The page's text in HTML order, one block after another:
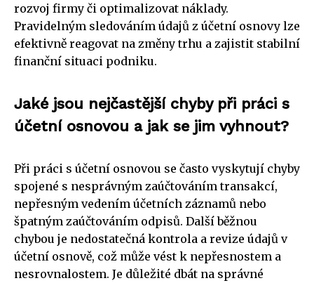
rozvoj firmy či optimalizovat náklady.
Pravidelným sledováním údajů z účetní osnovy lze
efektivně reagovat na změny trhu a zajistit stabilní
finanční situaci podniku.
Jaké jsou nejčastější chyby při práci s
účetní osnovou a jak se jim vyhnout?
Při práci s účetní osnovou se často vyskytují chyby
spojené s nesprávným zaúčtováním transakcí,
nepřesným vedením účetních záznamů nebo
špatným zaúčtováním odpisů. Další běžnou
chybou je nedostatečná kontrola a revize údajů v
účetní osnově, což může vést k nepřesnostem a
nesrovnalostem. Je důležité dbát na správné